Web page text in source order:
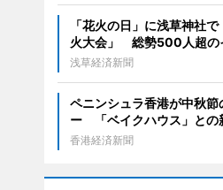
「花火の日」に浅草神社
火大会」 総勢500人超の
浅草経済新聞
ペニンシュラ香港が中秋節
ー 「ベイクハウス」との
香港経済新聞